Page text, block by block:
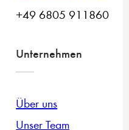
+49 6805 911860
Unternehmen
Über uns
Unser Team